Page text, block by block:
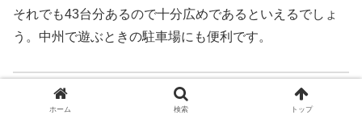
それでも43台分あるので十分広めであるといえるでしょ
う。中州で遊ぶときの駐車場にも便利です。
春吉CBパークの基本情報
ホーム 検索 トップ